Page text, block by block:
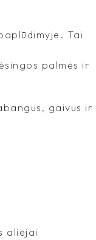
Tai
palmės ir
gaivus ir
aliejai